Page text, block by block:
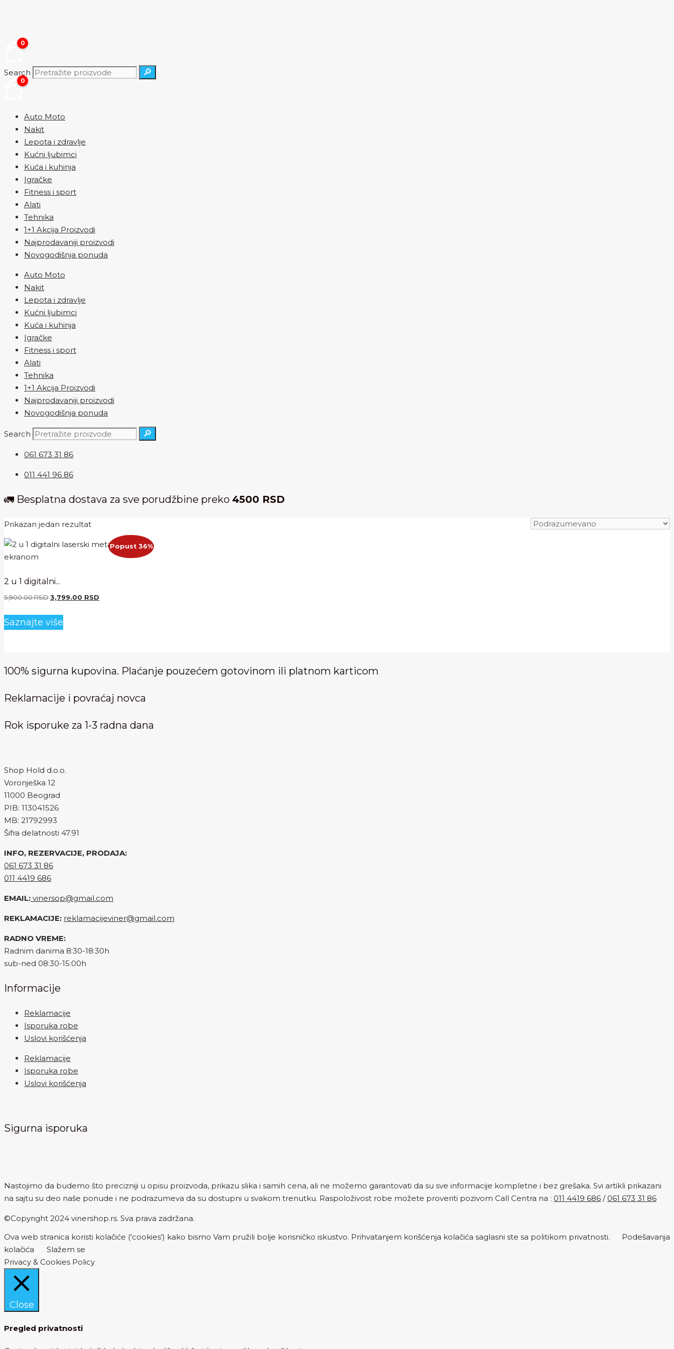
0
Search 🔎
0
Auto Moto
Nakit
Lepota i zdravlje
Kućni ljubimci
Kuća i kuhinja
Igračke
Fitness i sport
Alati
Tehnika
1+1 Akcija Proizvodi
Najprodavaniji proizvodi
Novogodišnja ponuda
Auto Moto
Nakit
Lepota i zdravlje
Kućni ljubimci
Kuća i kuhinja
Igračke
Fitness i sport
Alati
Tehnika
1+1 Akcija Proizvodi
Najprodavaniji proizvodi
Novogodišnja ponuda
Search 🔎
061 673 31 86
011 441 96 86
🚛 Besplatna dostava za sve porudžbine preko 4500 RSD
Prikazan jedan rezultat
Popust 36%
2 u 1 digitalni...
5,900.00RSD Originalna
je
bila:
3,799.00 RSD
Saznajte više
100% sigurna kupovina. Plaćanje pouzećem gotovinom ili platnom karticom
Reklamacije i povraćaj novca
Rok isporuke za 1-3 radna dana
Shop Hold d.o.o.
Voronješka 12
11000 Beograd
PIB: 113041526
MB: 21792993
Šifra delatnosti 47.91
INFO, REZERVACIJE, PRODAJA:
061 673 31 86
011 4419 686
EMAIL: vinersop@gmail.com
REKLAMACIJE: reklamacijeviner@gmail.com
RADNO VREME:
Radnim danima 8:30-18:30h
sub-ned 08:30-15:00h
Informacije
Reklamacije
Isporuka robe
Uslovi korišćenja
Reklamacije
Isporuka robe
Uslovi korišćenja
Sigurna isporuka
Nastojimo da budemo što precizniji u opisu proizvoda, prikazu slika i samih cena, ali ne možemo garantovati da su sve informacije kompletne i bez grešaka. Svi artikli prikazani
na sajtu su deo naše ponude i ne podrazumeva da su dostupni u svakom trenutku. Raspoloživost robe možete proveriti pozivom Call Centra na : 011 4419 686 /061 673 31 86
©Copyright 2024 vinershop.rs. Sva prava zadržana.
Ova web stranica koristi kolačiće ('cookies') kako bismo Vam pružili bolje korisničko iskustvo. Prihvatanjem korišćenja kolačića saglasni ste sa politikom privatnosti.
Podešavanja
kolačića
Slažem se
Privacy & Cookies Policy
Close
Pregled privatnosti